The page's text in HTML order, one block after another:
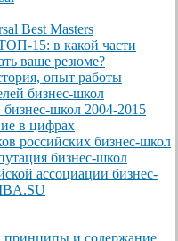
Best Masters
15: в какой части
ваше резюме?
опыт работы
бизнес-школ
школ 2004-2015
в цифрах
российских бизнес-школ
бизнес-школ
ассоциации бизнес-
и содержание